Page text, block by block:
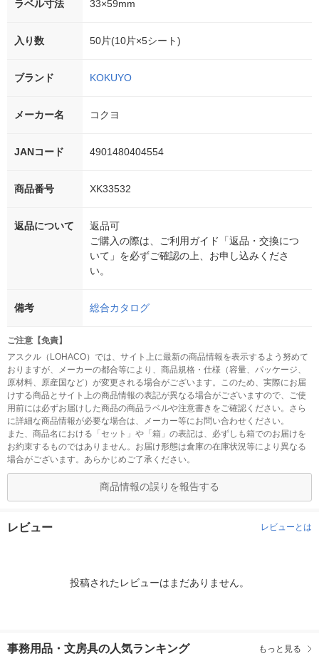
ラベル寸法 33×59mm
入り数 50片(10片×5シート)
ブランド KOKUYO
メーカー名 コクヨ
JANコード 4901480404554
商品番号 XK33532
返品について
返品可
ご購入の際は、ご利用ガイド「返品・交換につ
いて」を必ずご確認の上、お申し込みくださ
い。
備考 総合カタログ
ご注意【免責】
アスクル（LOHACO）では、サイト上に最新の商品情報を表示するよう努めて
おりますが、メーカーの都合等により、商品規格・仕様（容量、パッケージ、
原材料、原産国など）が変更される場合がございます。このため、実際にお届
けする商品とサイト上の商品情報の表記が異なる場合がございますので、ご使
用前には必ずお届けした商品の商品ラベルや注意書きをご確認ください。さら
に詳細な商品情報が必要な場合は、メーカー等にお問い合わせください。
また、商品名における「セット」や「箱」の表記は、必ずしも箱でのお届けを
お約束するものではありません。お届け形態は倉庫の在庫状況等により異なる
場合がございます。あらかじめご了承ください。
商品情報の誤りを報告する
レビュー レビューとは
投稿されたレビューはまだありません。
事務用品・文房具の人気ランキング もっと見る